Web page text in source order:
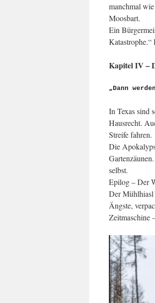
manchmal
Moosbart.
Ein
Katastrophe.“
Kapitel IV –
„Dann
In Texas sind
Hausrecht.
Streife fahren.
Die
selbst.
Epilog – Der
Der Mühlhiasl
Ängste,
Zeitmaschine